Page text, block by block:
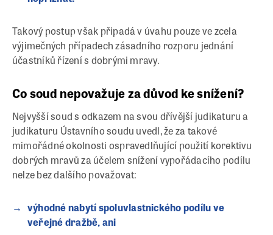
Takový postup však připadá v úvahu pouze ve zcela
výjimečných případech zásadního rozporu jednání
účastníků řízení s dobrými mravy.
Co soud nepovažuje za důvod ke snížení?
Nejvyšší soud s odkazem na svou dřívější judikaturu a
judikaturu Ústavního soudu uvedl, že za takové
mimořádné okolnosti ospravedlňující použití korektivu
dobrých mravů za účelem snížení vypořádacího podílu
nelze bez dalšího považovat:
výhodné nabytí spoluvlastnického podílu ve
veřejné dražbě, ani